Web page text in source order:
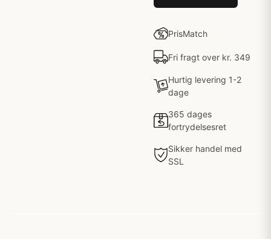
PrisMatch
Fri fragt over kr. 349
Hurtig levering 1-2
dage
365 dages
fortrydelsesret
Sikker handel med
SSL